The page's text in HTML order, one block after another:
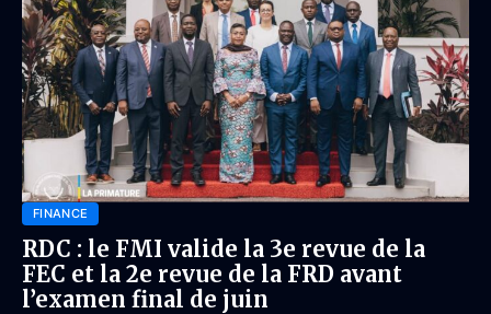
FINANCE
RDC : le FMI valide la 3e revue de la
FEC et la 2e revue de la FRD avant
l’examen final de juin